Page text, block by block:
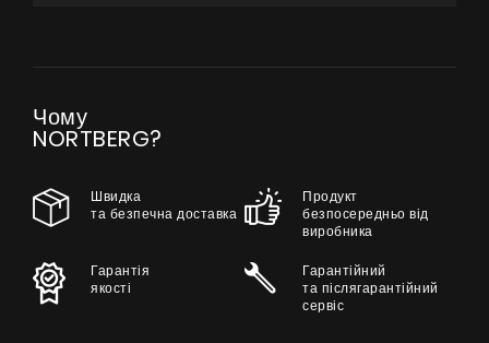
Чому
NORTBERG?
Швидка
та безпечна доставка
Продукт
безпосередньо від
виробника
Гарантія
якості
Гарантійний
та післягарантійний
сервіс